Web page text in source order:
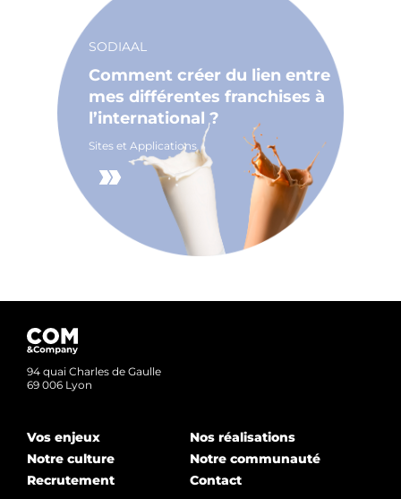
SODIAAL
Comment créer du lien entre
mes différentes franchises à
l’international ?
Sites et Applications
94 quai Charles de Gaulle
69 006 Lyon
Vos enjeux
Notre culture
Recrutement
Nos réalisations
Notre communauté
Contact